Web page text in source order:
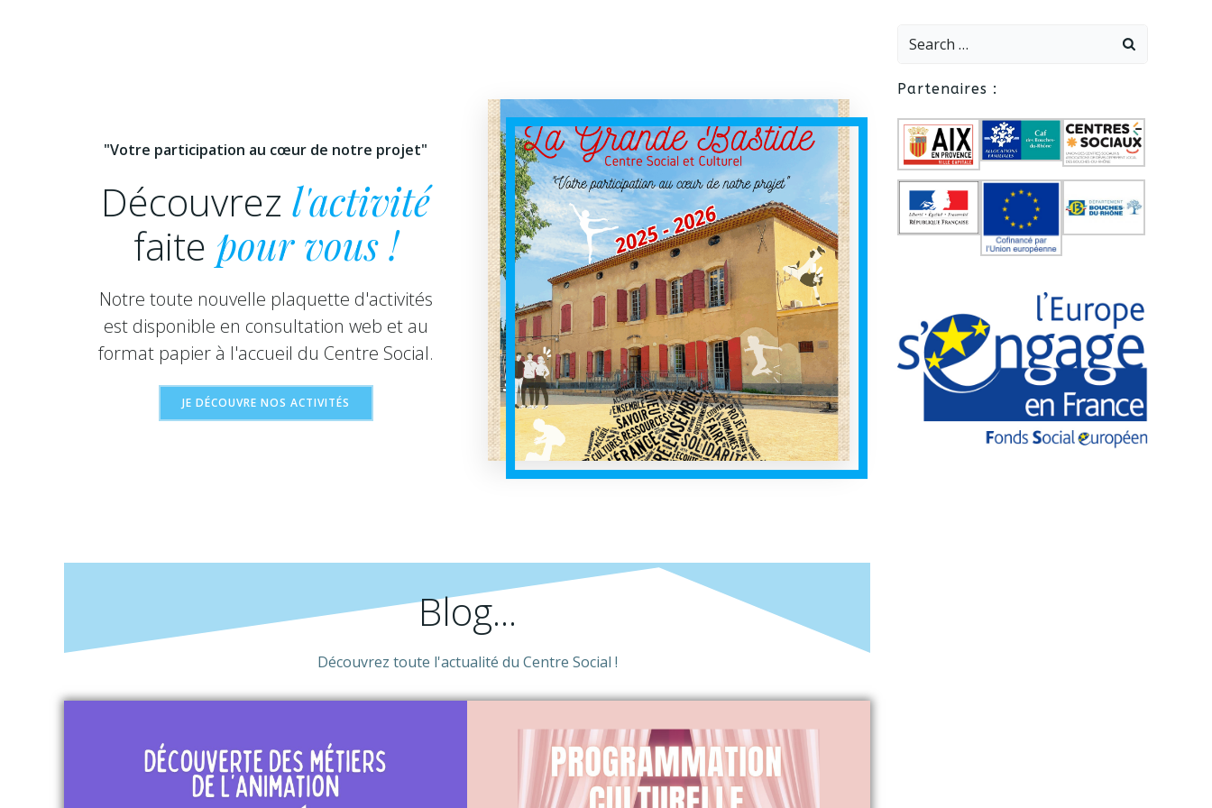
"Votre participation au cœur de notre projet"
Découvrez l'activité
faite pour vous !
Notre toute nouvelle plaquette d'activités
est disponible en consultation web et au
format papier à l'accueil du Centre Social.
JE DÉCOUVRE NOS ACTIVITÉS
Blog...
Découvrez toute l'actualité du Centre Social !
Search
Partenaires :